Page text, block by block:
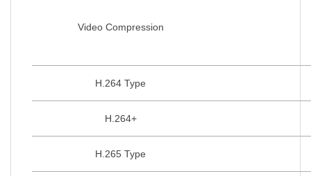
Video Compression
H.264 Type
H.264+
H.265 Type